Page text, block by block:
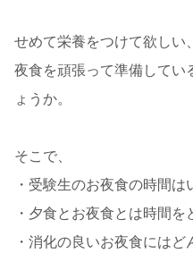
せめて栄養をつけて欲しい
夜食を頑張って準備してい
ょうか。
そこで、
・受験生のお夜食の時間
・夕食とお夜食とは時間
・消化の良いお夜食には